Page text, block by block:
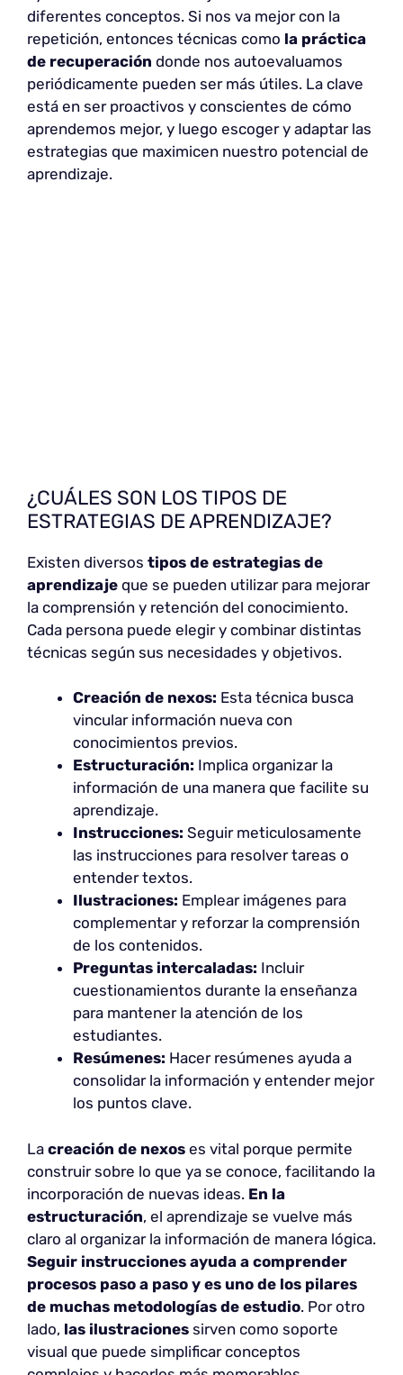
diferentes conceptos. Si nos va mejor con la
repetición, entonces técnicas como la práctica
de recuperación donde nos autoevaluamos
periódicamente pueden ser más útiles. La clave
está en ser proactivos y conscientes de cómo
aprendemos mejor, y luego escoger y adaptar las
estrategias que maximicen nuestro potencial de
aprendizaje.
¿CUÁLES SON LOS TIPOS DE
ESTRATEGIAS DE APRENDIZAJE?
Existen diversos tipos de estrategias de
aprendizaje que se pueden utilizar para mejorar
la comprensión y retención del conocimiento.
Cada persona puede elegir y combinar distintas
técnicas según sus necesidades y objetivos.
Creación de nexos: Esta técnica busca
vincular información nueva con
conocimientos previos.
Estructuración: Implica organizar la
información de una manera que facilite su
aprendizaje.
Instrucciones: Seguir meticulosamente
las instrucciones para resolver tareas o
entender textos.
Ilustraciones: Emplear imágenes para
complementar y reforzar la comprensión
de los contenidos.
Preguntas intercaladas: Incluir
cuestionamientos durante la enseñanza
para mantener la atención de los
estudiantes.
Resúmenes: Hacer resúmenes ayuda a
consolidar la información y entender mejor
los puntos clave.
La creación de nexos es vital porque permite
construir sobre lo que ya se conoce, facilitando la
incorporación de nuevas ideas. En la
estructuración, el aprendizaje se vuelve más
claro al organizar la información de manera lógica.
Seguir instrucciones ayuda a comprender
procesos paso a paso y es uno de los pilares
de muchas metodologías de estudio. Por otro
lado, las ilustraciones sirven como soporte
visual que puede simplificar conceptos